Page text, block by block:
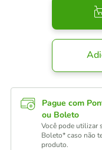
Pague com
ou Boleto
Você pode utilizar
Boleto* caso não
produto.